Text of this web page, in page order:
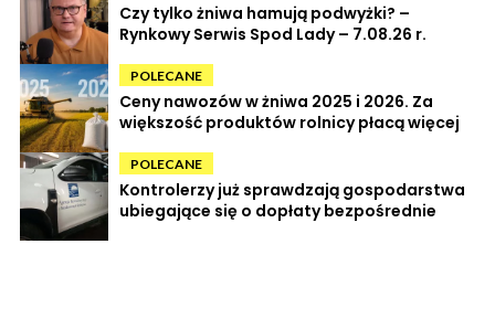
Czy tylko żniwa hamują podwyżki? –
Rynkowy Serwis Spod Lady – 7.08.26 r.
POLECANE
Ceny nawozów w żniwa 2025 i 2026. Za
większość produktów rolnicy płacą więcej
POLECANE
Kontrolerzy już sprawdzają gospodarstwa
ubiegające się o dopłaty bezpośrednie